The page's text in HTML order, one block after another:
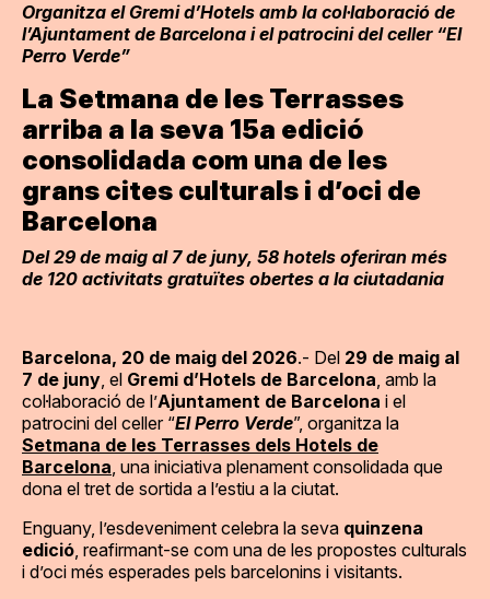
Organitza el Gremi d’Hotels amb la col·laboració de
l’Ajuntament de Barcelona i el patrocini del celler “El
Perro Verde”
La Setmana de les Terrasses
arriba a la seva 15a edició
consolidada com una de les
grans cites culturals i d’oci de
Barcelona
Del 29 de maig al 7 de juny, 58 hotels oferiran més
de 120 activitats gratuïtes obertes a la ciutadania
Barcelona, 20 de maig del 2026.- Del 29 de maig al
7 de juny, el Gremi d’Hotels de Barcelona, amb la
col·laboració de l’Ajuntament de Barcelona i el
patrocini del celler “El Perro Verde”, organitza la
Setmana de les Terrasses dels Hotels de
Barcelona, una iniciativa plenament consolidada que
dona el tret de sortida a l’estiu a la ciutat.
Enguany, l’esdeveniment celebra la seva quinzena
edició, reafirmant-se com una de les propostes culturals
i d’oci més esperades pels barcelonins i visitants.